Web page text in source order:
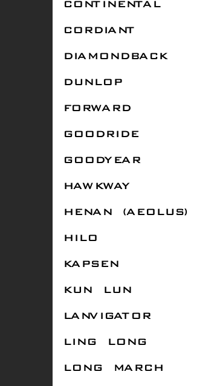
CONTINENTAL
CORDIANT
DIAMONDBACK
DUNLOP
FORWARD
GOODRIDE
GOODYEAR
HAWKWAY
HENAN (AEOLUS)
HILO
KAPSEN
KUN LUN
LANVIGATOR
LING LONG
LONG MARCH